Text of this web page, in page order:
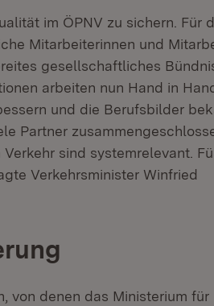
im ÖPNV zu sichern. Für
Mitarbeiterinnen und
gesellschaftliches
arbeiten nun Hand in
und die Berufsbilder
Partner
sind systemrelevant.
Verkehrsminister Winfried
von denen das Ministerium für